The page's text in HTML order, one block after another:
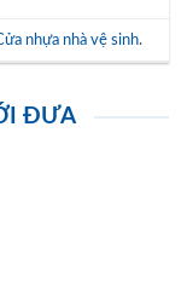
nhựa nhà vệ sinh.
ĐƯA